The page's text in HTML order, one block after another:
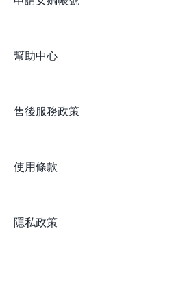
幫助中心
售後服務政策
使用條款
隱私政策